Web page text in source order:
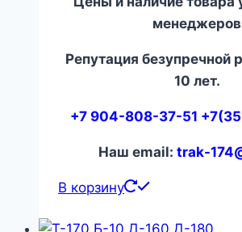
менеджеров
Репутация безупречной
10 лет.
+7 904-808-37-51
Наш email: trak-
В корзину